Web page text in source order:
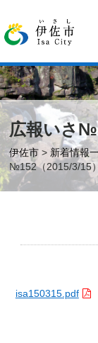
広報いさ
伊佐市 > 新着情報
№152（2015/3/15）
isa150315.pdf